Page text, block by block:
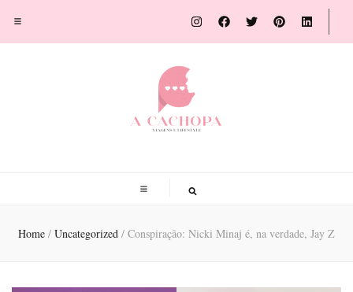
Home / Uncategorized / Conspiração: Nicki Minaj é, na verdade, Jay Z